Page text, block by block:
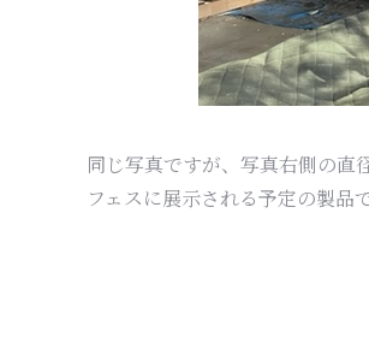
同じ写真ですが、写真右側の直
フェスに展示される予定の製品